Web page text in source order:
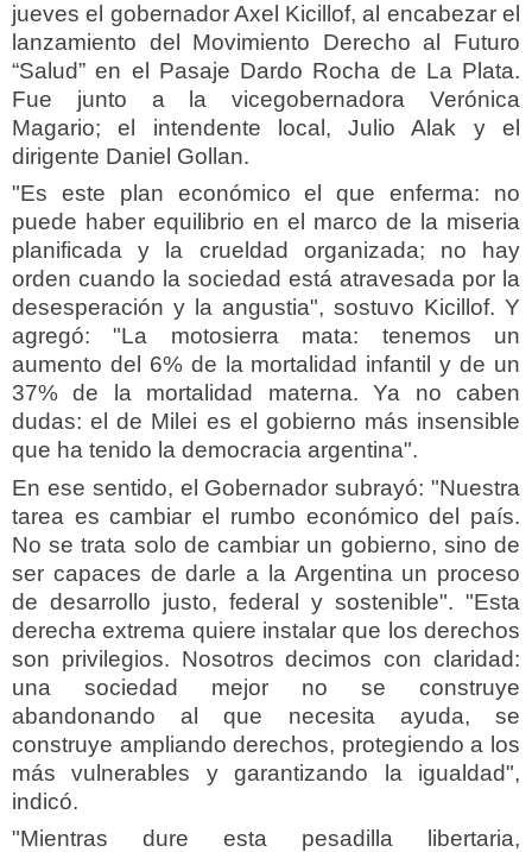
jueves el gobernador Axel Kicillof, al encabezar el
lanzamiento del Movimiento Derecho al Futuro
“Salud” en el Pasaje Dardo Rocha de La Plata.
Fue junto a la vicegobernadora Verónica
Magario; el intendente local, Julio Alak y el
dirigente Daniel Gollan.
"Es este plan económico el que enferma: no
puede haber equilibrio en el marco de la miseria
planificada y la crueldad organizada; no hay
orden cuando la sociedad está atravesada por la
desesperación y la angustia", sostuvo Kicillof. Y
agregó: "La motosierra mata: tenemos un
aumento del 6% de la mortalidad infantil y de un
37% de la mortalidad materna. Ya no caben
dudas: el de Milei es el gobierno más insensible
que ha tenido la democracia argentina".
En ese sentido, el Gobernador subrayó: "Nuestra
tarea es cambiar el rumbo económico del país.
No se trata solo de cambiar un gobierno, sino de
ser capaces de darle a la Argentina un proceso
de desarrollo justo, federal y sostenible". "Esta
derecha extrema quiere instalar que los derechos
son privilegios. Nosotros decimos con claridad:
una sociedad mejor no se construye
abandonando al que necesita ayuda, se
construye ampliando derechos, protegiendo a los
más vulnerables y garantizando la igualdad",
indicó.
"Mientras dure esta pesadilla libertaria,